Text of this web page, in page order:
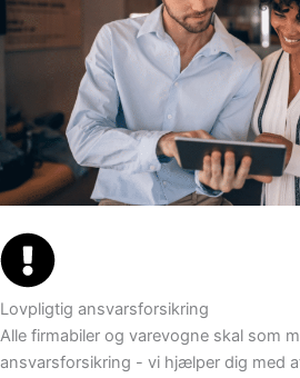
Lovpligtig ansvarsforsikring
Alle firmabiler og varevogne skal som
ansvarsforsikring - vi hjælper dig med